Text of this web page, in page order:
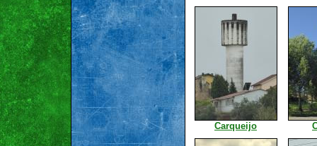
Carqueijo